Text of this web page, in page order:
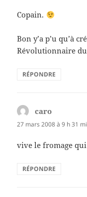
Copain.
Bon y’a p’u qu’à
Révolutionnaire
RÉPONDRE
caro
27 mars 2008 à 9 h 31
vive le fromage
RÉPONDRE